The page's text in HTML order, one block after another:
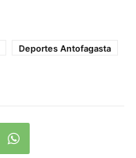
Deportes Antofagasta